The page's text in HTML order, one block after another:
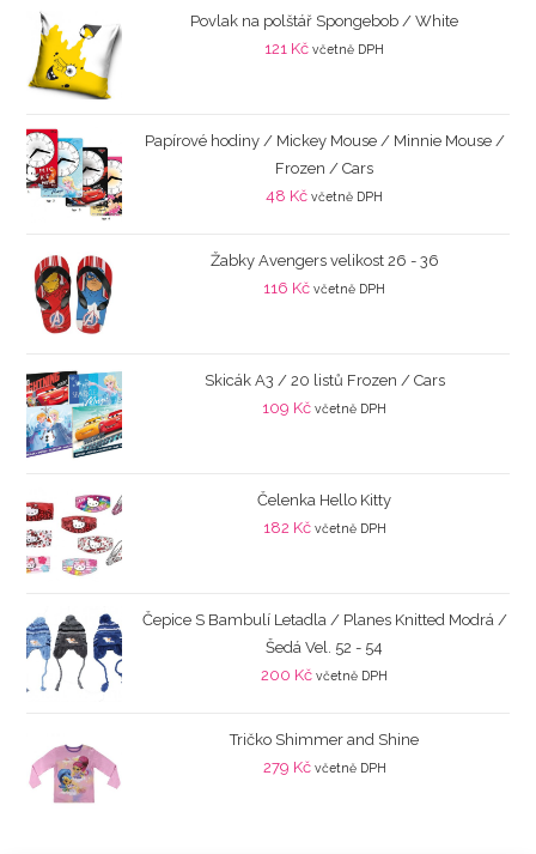
Povlak na polštář Spongebob / White
121 Kč včetně DPH
Papírové hodiny / Mickey Mouse / Minnie Mouse /
Frozen / Cars
48 Kč včetně DPH
Žabky Avengers velikost 26 - 36
116 Kč včetně DPH
Skicák A3 / 20 listů Frozen / Cars
109 Kč včetně DPH
Čelenka Hello Kitty
182 Kč včetně DPH
Čepice S Bambulí Letadla / Planes Knitted Modrá /
Šedá Vel. 52 - 54
200 Kč včetně DPH
Tričko Shimmer and Shine
279 Kč včetně DPH